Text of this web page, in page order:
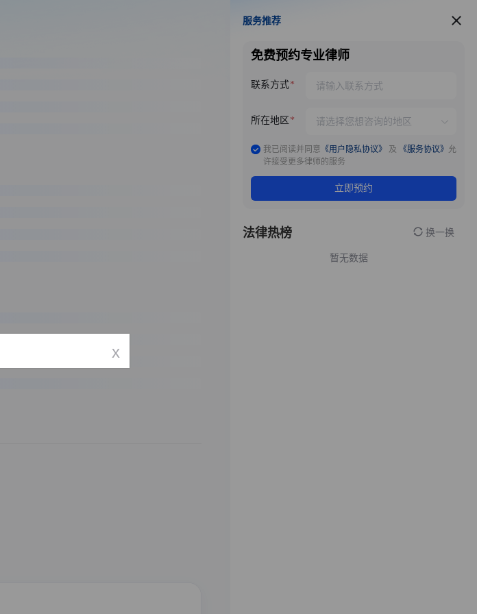
服务推荐
服务推荐
免费预约专业律师
联系方式
所在地区
我已阅读并同意 《用户隐私协议》 及 《服务协议》 允
许接受更多律师的服务
立即预约
法律热榜 换一换
暂无数据
x